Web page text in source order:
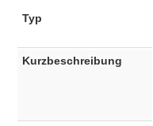
Typ
Kurzbeschreibung